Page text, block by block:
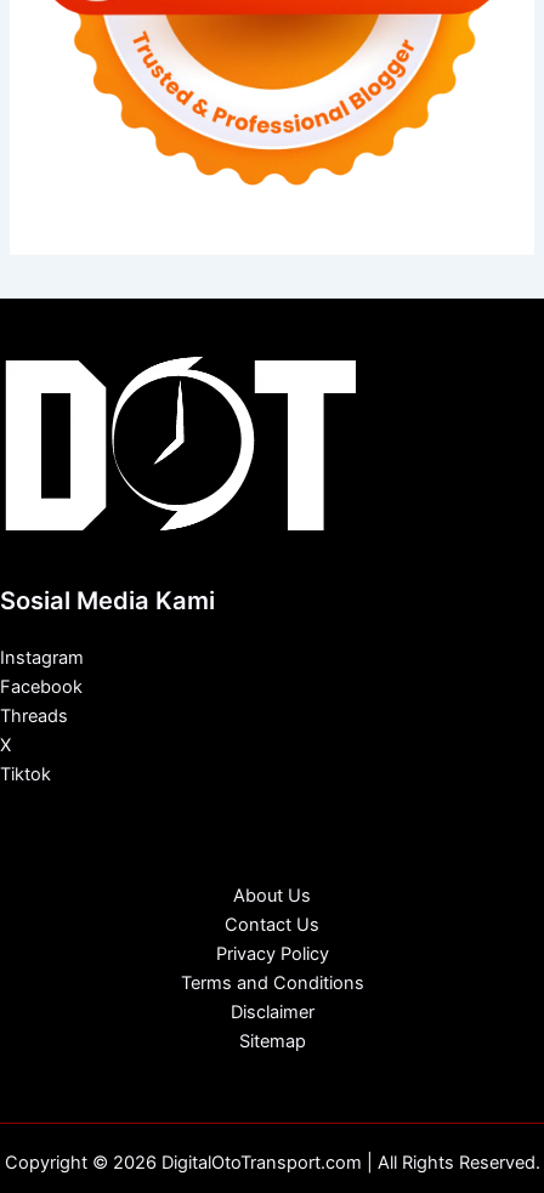
Sosial Media Kami
Instagram
Facebook
Threads
X
Tiktok
About Us
Contact Us
Privacy Policy
Terms and Conditions
Disclaimer
Sitemap
Copyright © 2026 DigitalOtoTransport.com | All Rights Reserved.